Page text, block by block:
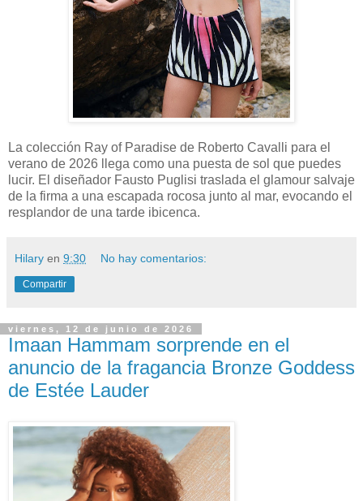
La colección Ray of Paradise de Roberto Cavalli para el
verano de 2026 llega como una puesta de sol que puedes
lucir. El diseñador Fausto Puglisi traslada el glamour salvaje
de la firma a una escapada rocosa junto al mar, evocando el
resplandor de una tarde ibicenca.
Hilary en 9:30 No hay comentarios:
Compartir
viernes, 12 de junio de 2026
Imaan Hammam sorprende en el
anuncio de la fragancia Bronze Goddess
de Estée Lauder